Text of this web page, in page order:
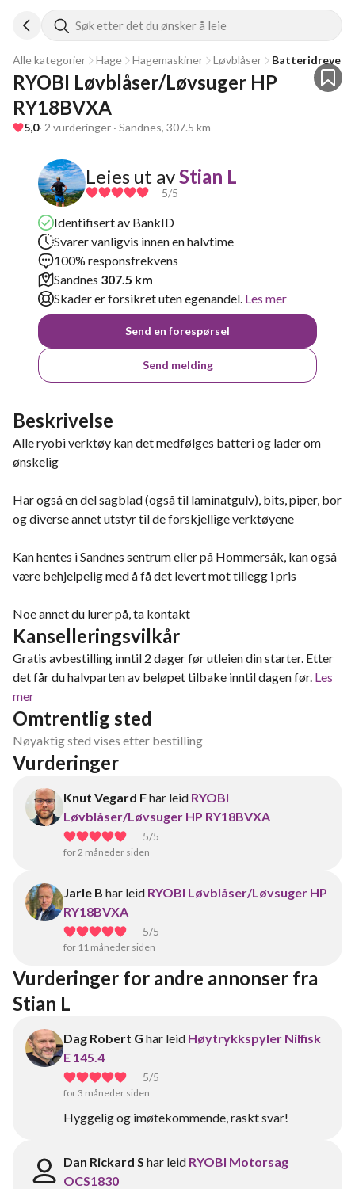
Søk etter det du ønsker å leie
Alle kategorier Hage Hagemaskiner Løvblåser Batteridrevet
RYOBI Løvblåser/Løvsuger HP
RY18BVXA
5,0· 2 vurderinger · Sandnes, 307.5 km
Leies ut avStian L
5/5
Identifisert av BankID
Svarer vanligvis innen en halvtime
100% responsfrekvens
Sandnes 307.5 km
Skader er forsikret uten egenandel. Les mer
Send en forespørsel
Send melding
Beskrivelse
Alle ryobi verktøy kan det medfølges batteri og lader om
ønskelig
Har også en del sagblad (også til laminatgulv), bits, piper, bor
og diverse annet utstyr til de forskjellige verktøyene
Kan hentes i Sandnes sentrum eller på Hommersåk, kan også
være behjelpelig med å få det levert mot tillegg i pris
Noe annet du lurer på, ta kontakt
Kanselleringsvilkår
Gratis avbestilling inntil 2 dager før utleien din starter. Etter
det får du halvparten av beløpet tilbake inntil dagen før. Les
mer
Omtrentlig sted
Nøyaktig sted vises etter bestilling
Vurderinger
Knut Vegard Fhar leid RYOBI
Løvblåser/Løvsuger HP RY18BVXA
5/5
for 2 måneder siden
Jarle B har leid RYOBI Løvblåser/Løvsuger HP
RY18BVXA
5/5
for 11 måneder siden
Vurderinger for andre annonser fra
Stian L
Dag Robert G har leid Høytrykkspyler Nilfisk
E 145.4
5/5
for 3 måneder siden
Hyggelig og imøtekommende, raskt svar!
Dan Rickard S har leid RYOBI Motorsag
OCS1830